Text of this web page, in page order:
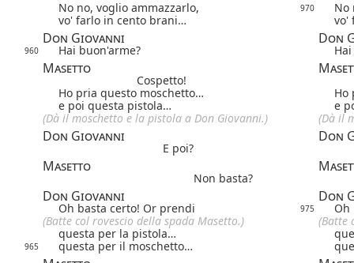
No no, voglio ammazzarlo, 970
No
vo' farlo in cento brani…
vo'
Don Giovanni Don
960 Hai buon'arme?
Masetto
Cospetto!
Ho pria questo moschetto…
Ho
e poi questa pistola…
e
(Dà il moschetto e la pistola a Don Giovanni.)
(Dà il
Don Giovanni Don
E poi?
Masetto
Non basta?
Don Giovanni Don
Oh basta certo! Or prendi 975
Oh
(Batte col rovescio della spada Masetto.)
(Batte
questa per la pistola…
965 questa per il moschetto…